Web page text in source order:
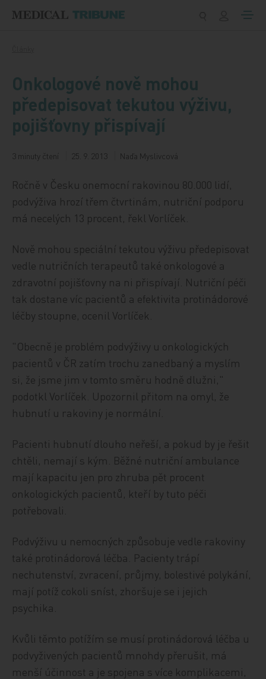
Onkologové nově mohou
předepisovat tekutou výživu,
pojišťovny přispívají
3 minuty čtení 25. 9. 2013 Naďa Myslivcová
Ročně v Česku onemocní rakovinou 80.000 lidí,
podvýživa hrozí třem čtvrtinám, nutriční podporu
má necelých 13 procent, řekl Vorlíček.
Nově mohou speciální tekutou výživu předepisovat
vedle nutričních terapeutů také onkologové a
zdravotní pojišťovny na ni přispívají. Nutriční péči
tak dostane víc pacientů a efektivita protinádorové
léčby stoupne, ocenil Vorlíček.
"Obecně je problém podvýživy u onkologických
pacientů v ČR zatím trochu zanedbaný a myslím
si, že jsme jim v tomto směru hodně dlužni,"
podotkl Vorlíček. Upozornil přitom na omyl, že
hubnutí u rakoviny je normální.
Pacienti hubnutí dlouho neřeší, a pokud by je řešit
chtěli, nemají s kým. Běžné nutriční ambulance
mají kapacitu jen pro zhruba pět procent
onkologických pacientů, kteří by tuto péči
potřebovali.
Podvýživu u nemocných způsobuje vedle rakoviny
také protinádorová léčba. Pacienty trápí
nechutenství, zvracení, průjmy, bolestivé polykání,
mají potíž cokoli sníst, zhoršuje se i jejich
psychika.
Kvůli těmto potížím se musí protinádorová léčba u
podvyživených pacientů mnohdy přerušit, má
menší účinnost a je spojena s více komplikacemi,